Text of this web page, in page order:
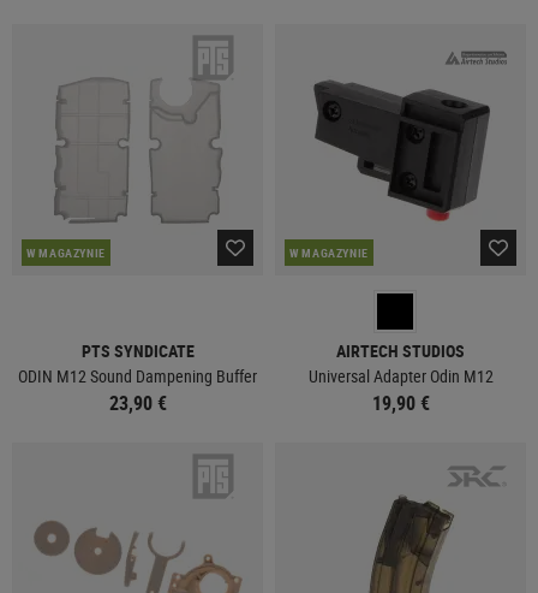
W MAGAZYNIE
PTS SYNDICATE
ODIN M12 Sound Dampening Buffer
23,90 €
W MAGAZYNIE
AIRTECH STUDIOS
Universal Adapter Odin M12
19,90 €